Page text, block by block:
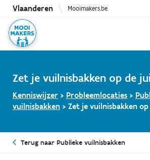
Overslaan
naar
inhoud
Vlaanderen Mooimakers.be
Zet je vuilnisbakken op de
Kenniswijzer > Probleemlocaties >
vuilnisbakken > Zet je vuilnisbakken
Terug naar Publieke vuilnisbakken